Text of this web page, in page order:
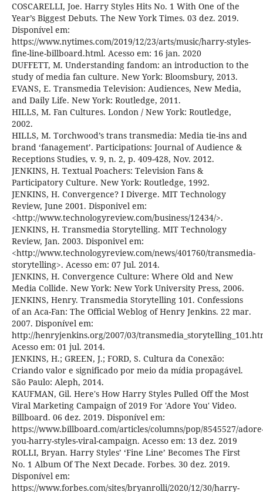
COSCARELLI, Joe. Harry Styles Hits No. 1 With One of the
Year’s Biggest Debuts. The New York Times. 03 dez. 2019.
Disponível em:
https://www.nytimes.com/2019/12/23/arts/music/harry-styles-
fine-line-billboard.html. Acesso em: 16 jan. 2020
DUFFETT, M. Understanding fandom: an introduction to the
study of media fan culture. New York: Bloomsbury, 2013.
EVANS, E. Transmedia Television: Audiences, New Media,
and Daily Life. New York: Routledge, 2011.
HILLS, M. Fan Cultures. London / New York: Routledge,
2002.
HILLS, M. Torchwood’s trans transmedia: Media tie-ins and
brand ‘fanagement’. Participations: Journal of Audience &
Receptions Studies, v. 9, n. 2, p. 409-428, Nov. 2012.
JENKINS, H. Textual Poachers: Television Fans &
Participatory Culture. New York: Routledge, 1992.
JENKINS, H. Convergence? I Diverge. MIT Technology
Review, June 2001. Disponivel em:
<http://www.technologyreview.com/business/12434/>.
JENKINS, H. Transmedia Storytelling. MIT Technology
Review, Jan. 2003. Disponivel em:
<http://www.technologyreview.com/news/401760/transmedia-
storytelling>. Acesso em: 07 Jul. 2014.
JENKINS, H. Convergence Culture: Where Old and New
Media Collide. New York: New York University Press, 2006.
JENKINS, Henry. Transmedia Storytelling 101. Confessions
of an Aca-Fan: The Official Weblog of Henry Jenkins. 22 mar.
2007. Disponível em:
http://henryjenkins.org/2007/03/
Acesso em: 01 jul. 2014.
JENKINS, H.; GREEN, J.; FORD, S. Cultura da Conexão:
Criando valor e significado por meio da mídia propagável.
São Paulo: Aleph, 2014.
KAUFMAN, Gil. Here's How Harry Styles Pulled Off the Most
Viral Marketing Campaign of 2019 For 'Adore You' Video.
Billboard. 06 dez. 2019. Disponível em:
https://www.billboard.com/articles/columns/pop/8545527/
you-harry-styles-viral-campaign. Acesso em: 13 dez. 2019
ROLLI, Bryan. Harry Styles’ ‘Fine Line’ Becomes The First
No. 1 Album Of The Next Decade. Forbes. 30 dez. 2019.
Disponível em:
https://www.forbes.com/sites/bryanrolli/2020/12/30/harry-